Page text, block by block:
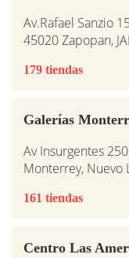
Av.Rafael Sanzio
45020 Zapopan,
179 tiendas
Galerías
Av Insurgentes
Monterrey, Nuevo
161 tiendas
Centro Las